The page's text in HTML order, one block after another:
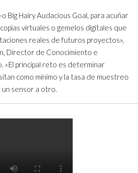
Big Hairy Audacious Goal, para acuñar
virtuales o gemelos digitales que
reales de futuros proyectos»,
Director de Conocimiento e
«El principal reto es determinar
como mínimo y la tasa de muestreo
sensor a otro.